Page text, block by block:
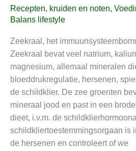
Recepten, kruiden en noten,
Balans lifestyle
Zeekraal, het
Zeekraal bevat veel natrium,
magnesium, allemaal mineralen
bloeddrukregulatie, hersenen,
de schildklier. De zee groenten
mineraal jood en past in een
dieet, i.v.m. de
schildkliertoestemmingsorgaan is
de hersenen en controleert of we
immuunsysteembommetje
van
oceaan,
past
in
een
broodvrij
dieet
vanwege
de
jodium